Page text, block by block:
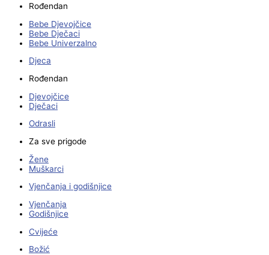
Rođendan
Bebe Djevojčice
Bebe Dječaci
Bebe Univerzalno
Djeca
Rođendan
Djevojčice
Dječaci
Odrasli
Za sve prigode
Žene
Muškarci
Vjenčanja i godišnjice
Vjenčanja
Godišnjice
Cvijeće
Božić